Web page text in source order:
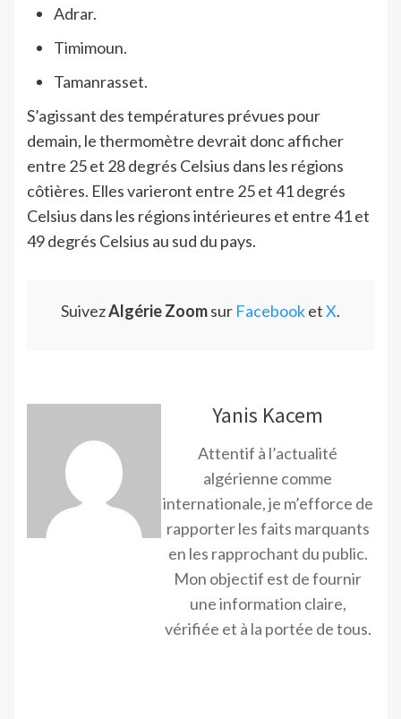
Adrar.
Timimoun.
Tamanrasset.
S’agissant des températures prévues pour
demain, le thermomètre devrait donc afficher
entre 25 et 28 degrés Celsius dans les régions
côtières. Elles varieront entre 25 et 41 degrés
Celsius dans les régions intérieures et entre 41 et
49 degrés Celsius au sud du pays.
SuivezAlgérie Zoomsur FacebooketX.
Yanis Kacem
Attentif à l’actualité
algérienne comme
internationale, je m’efforce de
rapporter les faits marquants
en les rapprochant du public.
Mon objectif est de fournir
une information claire,
vérifiée et à la portée de tous.